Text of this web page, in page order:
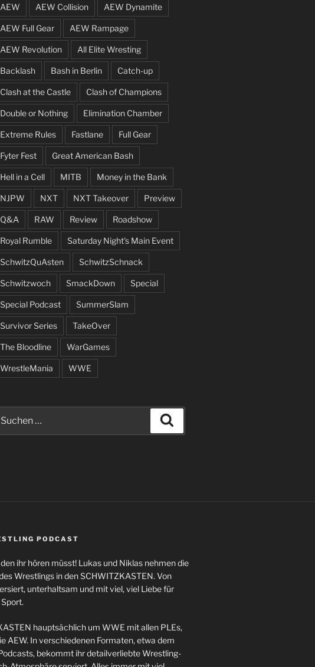
AEW AEW Collision AEW Dynamite
AEW Full Gear AEW Rampage
AEW Revolution All Elite Wresting
Backlash Bash in Berlin Catch-up
Clash at the Castle Clash of Champions
Double or Nothing Elimination Chamber
Extreme Rules Fastlane Full Gear
Fyter Fest Great American Bash
Hell in a Cell MITB Money in the Bank
NJPW NXT NXT Takeover Preview
Q&A RAW Review Roadshow
Royal Rumble Saturday Night's Main Event
SchwitzQuAsten SchwitzSchnack
Schwitzwoch SmackDown Special
Special Podcast SummerSlam
Survivor Series TakeOver
The Bloodline WarGames
WrestleMania WWE
PODCAST
ihr hören müsst! Lukas und Niklas nehmen die
Wrestlings in den SCHWITZKASTEN. Von
unterhaltsam und mit viel, viel Liebe für
hauptsächlich um WWE mit allen PLEs,
AEW. In verschiedenen Formaten, etwa dem
bekommt ihr detailverliebte Wrestling-